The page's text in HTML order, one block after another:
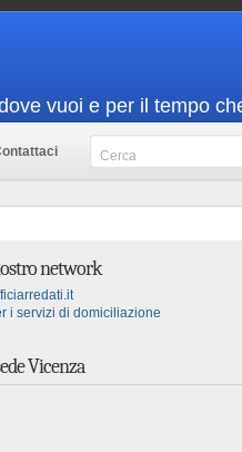
vuoi e per il tempo
network
i servizi di domiciliazione
Vicenza